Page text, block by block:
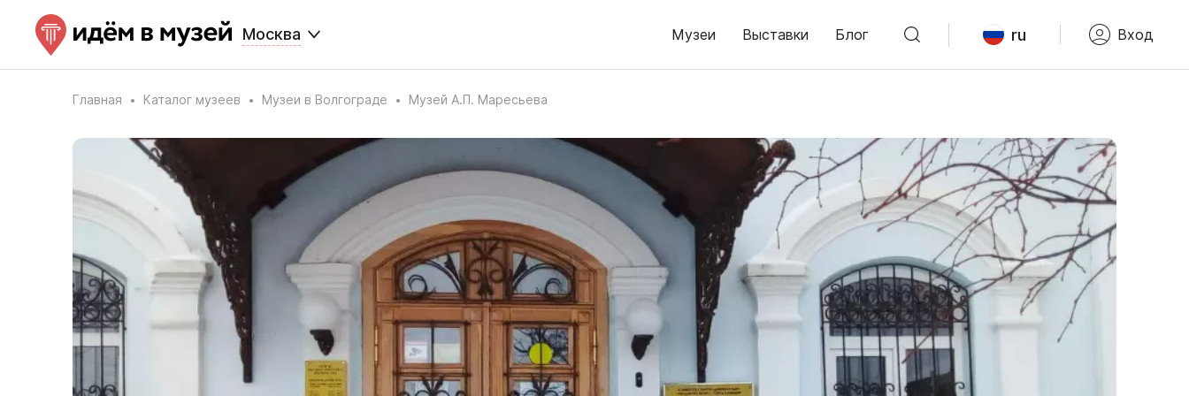
Москва Музеи Выставки Блог ru Вход
Главная Каталог музеев Музеи в Волгограде Музей А.П. Маресьева